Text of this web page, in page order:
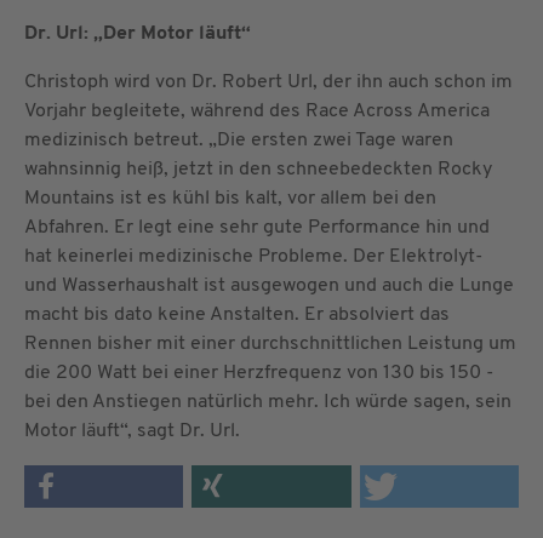
Dr. Url: „Der Motor läuft“
Christoph wird von Dr. Robert Url, der ihn auch schon im
Vorjahr begleitete, während des Race Across America
medizinisch betreut. „Die ersten zwei Tage waren
wahnsinnig heiß, jetzt in den schneebedeckten Rocky
Mountains ist es kühl bis kalt, vor allem bei den
Abfahren. Er legt eine sehr gute Performance hin und
hat keinerlei medizinische Probleme. Der Elektrolyt-
und Wasserhaushalt ist ausgewogen und auch die Lunge
macht bis dato keine Anstalten. Er absolviert das
Rennen bisher mit einer durchschnittlichen Leistung um
die 200 Watt bei einer Herzfrequenz von 130 bis 150 -
bei den Anstiegen natürlich mehr. Ich würde sagen, sein
Motor läuft“, sagt Dr. Url.